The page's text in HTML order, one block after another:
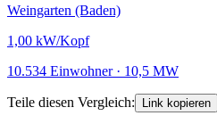
Weingarten (Baden)
1,00 kW/Kopf
10.534 Einwohner · 10,5 MW
Teile diesen Vergleich: Link kopieren